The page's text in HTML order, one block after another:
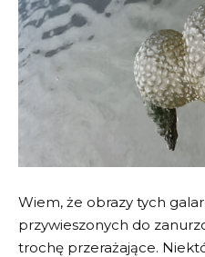
Wiem, że obrazy tych
przywieszonych do
trochę przerażające.